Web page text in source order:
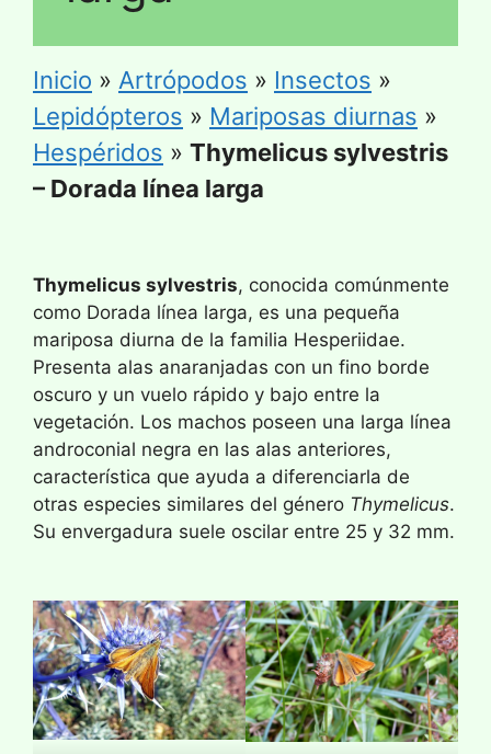
Inicio » Artrópodos » Insectos »
Lepidópteros » Mariposas diurnas »
Hespéridos » Thymelicus sylvestris
– Dorada línea larga
Thymelicus sylvestris, conocida comúnmente
como Dorada línea larga, es una pequeña
mariposa diurna de la familia Hesperiidae.
Presenta alas anaranjadas con un fino borde
oscuro y un vuelo rápido y bajo entre la
vegetación. Los machos poseen una larga línea
androconial negra en las alas anteriores,
característica que ayuda a diferenciarla de
otras especies similares del género Thymelicus.
Su envergadura suele oscilar entre 25 y 32 mm.